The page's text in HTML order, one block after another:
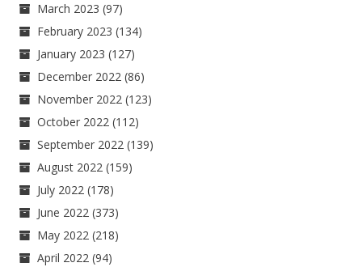
March 2023 (97)
February 2023 (134)
January 2023 (127)
December 2022 (86)
November 2022 (123)
October 2022 (112)
September 2022 (139)
August 2022 (159)
July 2022 (178)
June 2022 (373)
May 2022 (218)
April 2022 (94)